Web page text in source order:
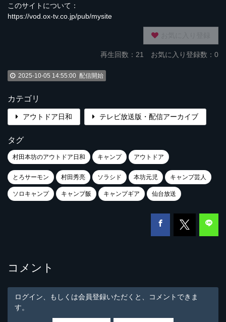
このサイトについて：
https://vod.ox-tv.co.jp/pub/mysite
再生回数： 21 お気に入り登録数：0
2025-10-05 14:55:00 配信開始
カテゴリ
アウトドア日和 テレビ放送版・配信アーカイブ
タグ
村田本坊のアウトドア日和 キャンプ アウトドア
とろサーモン 村田秀亮 ソラシド 本坊元児 キャンプ芸人
ソロキャンプ キャンプ飯 キャンプギア 仙台放送
コメント
ログイン、もしくは会員登録いただくと、コメントできま
す。